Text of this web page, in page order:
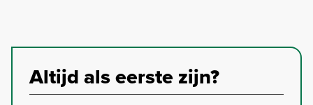
Altijd als eerste zijn?